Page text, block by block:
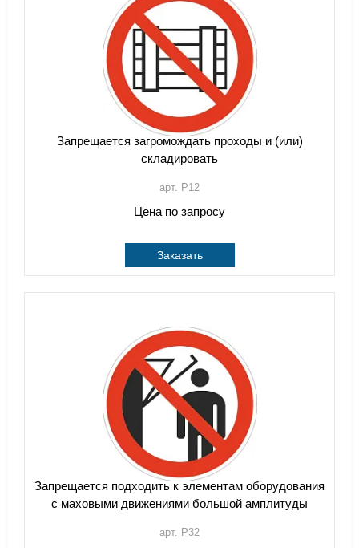
Запрещается загромождать проходы и (или)
складировать
арт. P12
Цена по запросу
Заказать
Запрещается подходить к элементам оборудования
с маховыми движениями большой амплитуды
арт. P32